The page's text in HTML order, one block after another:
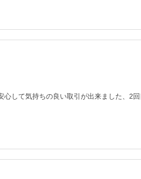
心して気持ちの良い取引が出来ました、2